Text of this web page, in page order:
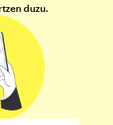
duzu.